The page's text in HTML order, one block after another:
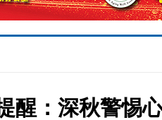
醒：深秋警惕